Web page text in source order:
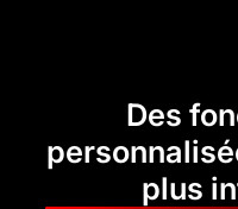
Des
plus